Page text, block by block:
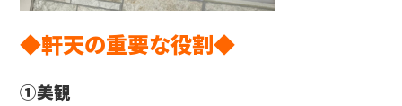
◆軒天の重要な役割◆
①美観